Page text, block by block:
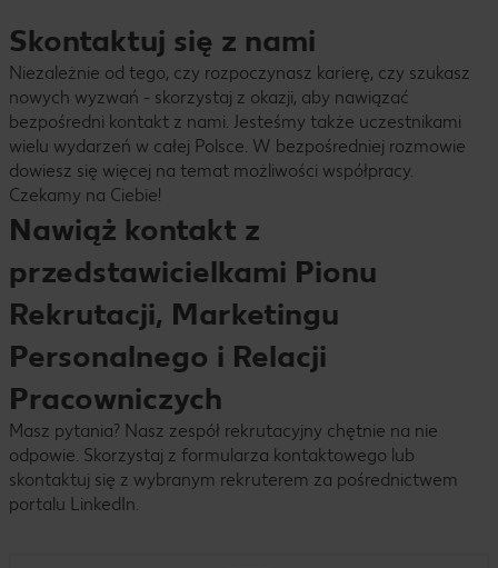
Skontaktuj się z nami
Niezależnie od tego, czy rozpoczynasz karierę, czy szukasz
nowych wyzwań - skorzystaj z okazji, aby nawiązać
bezpośredni kontakt z nami. Jesteśmy także uczestnikami
wielu wydarzeń w całej Polsce. W bezpośredniej rozmowie
dowiesz się więcej na temat możliwości współpracy.
Czekamy na Ciebie!
Nawiąż kontakt z
przedstawicielkami Pionu
Rekrutacji, Marketingu
Personalnego i Relacji
Pracowniczych
Masz pytania? Nasz zespół rekrutacyjny chętnie na nie
odpowie. Skorzystaj z formularza kontaktowego lub
skontaktuj się z wybranym rekruterem za pośrednictwem
portalu LinkedIn.